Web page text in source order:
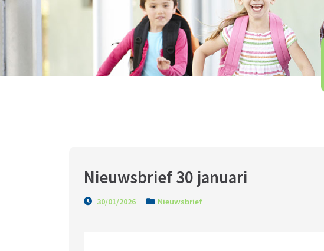
Nieuwsbrief 30 januari
30/01/2026 Nieuwsbrief